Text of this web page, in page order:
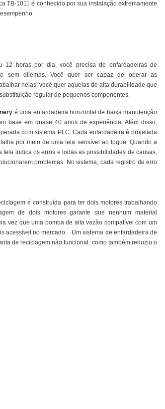
TB-1011 é conhecido por sua instalação extremamente
12 horas por dia, você precisa de enfardadeiras de
sem dilemas. Você quer ser capaz de operar as
nelas; você quer aquelas de alta durabilidade que
regular de pequenos componentes.
é uma enfardadeira horizontal de baixa manutenção
base em quase 40 anos de experiência. Além disso,
com sistema PLC. Cada enfardadeira é projetada
por meio de uma tela sensível ao toque. Quando a
tela indica os erros e todas as possibilidades de causas,
problemas. No sistema, cada registro de erro
é construída para ter dois motores trabalhando
de dois motores garante que nenhum material
vez que uma bomba de alta vazão compatível com um
acessível no mercado. Um sistema de enfardadeira de
de reciclagem não funcional, como também reduziu o